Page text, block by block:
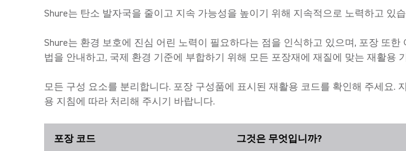
Shure는 탄소 발자국을 줄이고 지속 가능성을 높이기 위해 지속적으로 노력하고 있
Shure는 환경 보호에 진심 어린 노력이 필요하다는 점을 인식하고 있으며, 포장 또
법을 안내하고, 국제 환경 기준에 부합하기 위해 모든 포장재에 재질에 맞는 재활용
모든 구성 요소를 분리합니다. 포장 구성품에 표시된 재활용 코드를 확인해 주세요
용 지침에 따라 처리해 주시기 바랍니다.
포장 코드 그것은 무엇입니까?